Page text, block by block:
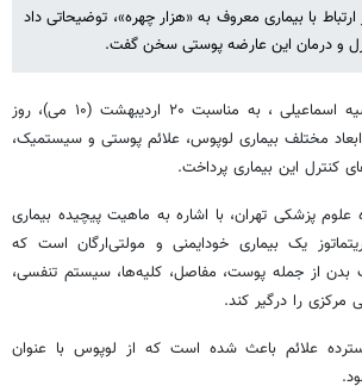
با بیماری معروف به «هزار چهره»، توضیحاتی داد
و درمان این عارضه پوستی سخن گفت.
به گزارش خبرآنلاین، نفسیه اسماعیلی ، به مناسبت ۲۰ اردیبهشت‌ (۱۰ می)، روز
مختلف بیماری لوپوس، علائم پوستی و سیستمیک،
کنترل این بیماری پرداخت.
پزشکی تهران، با اشاره به ماهیت پیچیده بیماری
یک بیماری خودایمنی و مولتی‌ارگان است که
از جمله پوست، مفاصل، کلیه‌ها، سیستم تنفسی،
را درگیر کند.
علائم باعث شده است که از لوپوس با عنوان